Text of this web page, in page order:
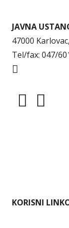
JAVNA
47000
Tel/fax: 047/
KORISNI